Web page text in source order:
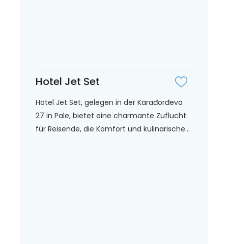
Hotel Jet Set
Hotel Jet Set, gelegen in der Karađorđeva
27 in Pale, bietet eine charmante Zuflucht
für Reisende, die Komfort und kulinarische...